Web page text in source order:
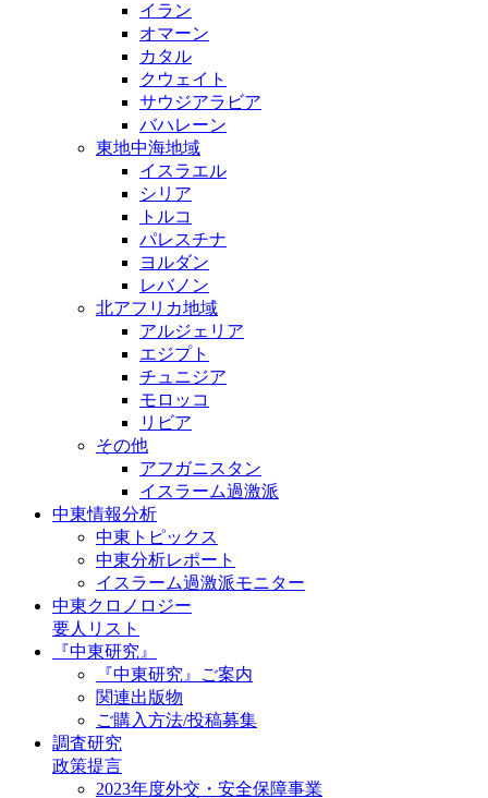
イラン
オマーン
カタル
クウェイト
サウジアラビア
バハレーン
東地中海地域
イスラエル
シリア
トルコ
パレスチナ
ヨルダン
レバノン
北アフリカ地域
アルジェリア
エジプト
チュニジア
モロッコ
リビア
その他
アフガニスタン
イスラーム過激派
中東情報分析
中東トピックス
中東分析レポート
イスラーム過激派モニター
中東クロノロジー
要人リスト
『中東研究』
『中東研究』ご案内
関連出版物
ご購入方法/投稿募集
調査研究
政策提言
2023年度外交・安全保障事業